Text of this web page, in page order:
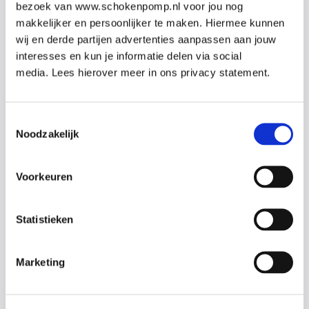
bezoek van www.schokenpomp.nl voor jou nog
makkelijker en persoonlijker te maken. Hiermee kunnen
wij en derde partijen advertenties aanpassen aan jouw
interesses en kun je informatie delen via social
media. Lees hierover meer in ons privacy statement.
Noodzakelijk
Voorkeuren
Statistieken
Marketing
kunnen zij iedere vraag uit de praktijk beantwoorden.
Onderwerpen
Epilepsie
Bewusteloosheid met dreigende verstikking
Ernstige bloeding